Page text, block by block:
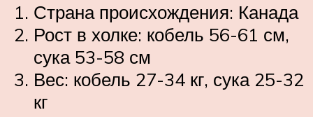
Страна происхождения: Канада
Рост в холке: кобель 56-61 см,
сука 53-58 см
Вес: кобель 27-34 кг, сука 25-32
кг